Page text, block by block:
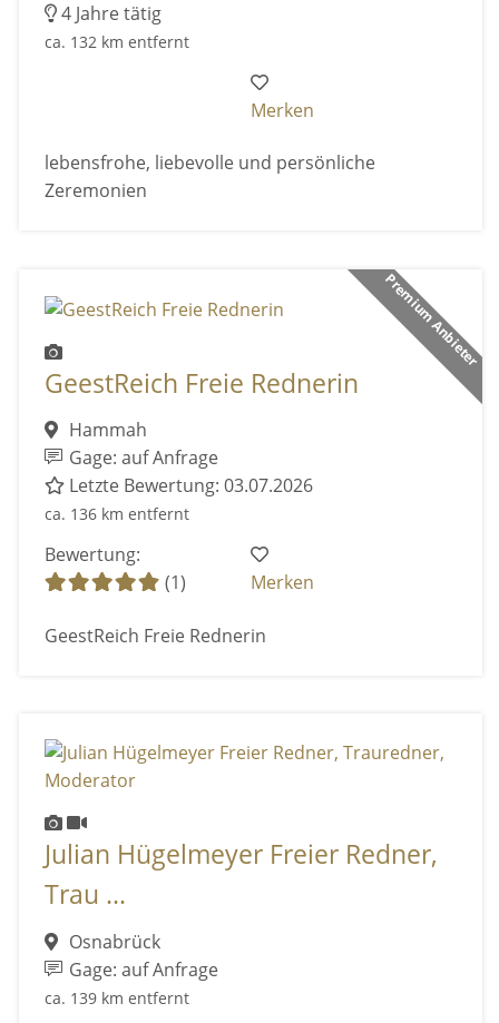
4 Jahre tätig
ca. 132 km entfernt
Merken
lebensfrohe, liebevolle und persönliche
Zeremonien
Premium Anbieter
GeestReich Freie Rednerin
Hammah
Gage: auf Anfrage
Letzte Bewertung: 03.07.2026
ca. 136 km entfernt
Bewertung:
(1)
Merken
GeestReich Freie Rednerin
Julian Hügelmeyer Freier Redner,
Trau ...
Osnabrück
Gage: auf Anfrage
ca. 139 km entfernt